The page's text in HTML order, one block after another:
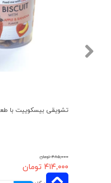
۴۸۵,۰۰۰ تومان
۴۱۴,۰۰۰ تومان